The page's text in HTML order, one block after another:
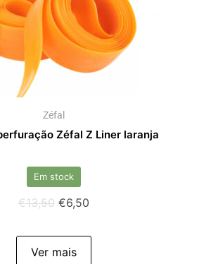
Zéfal
Zéfal Z Liner laranja
Em stock
€13,50 €6,50
Ver mais